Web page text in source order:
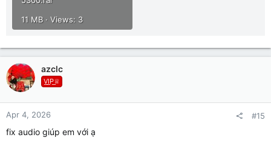
11 MB · Views: 3
azclc
V͟I͟P͟♕
Apr 4, 2026 #15
fix audio giúp em với ạ